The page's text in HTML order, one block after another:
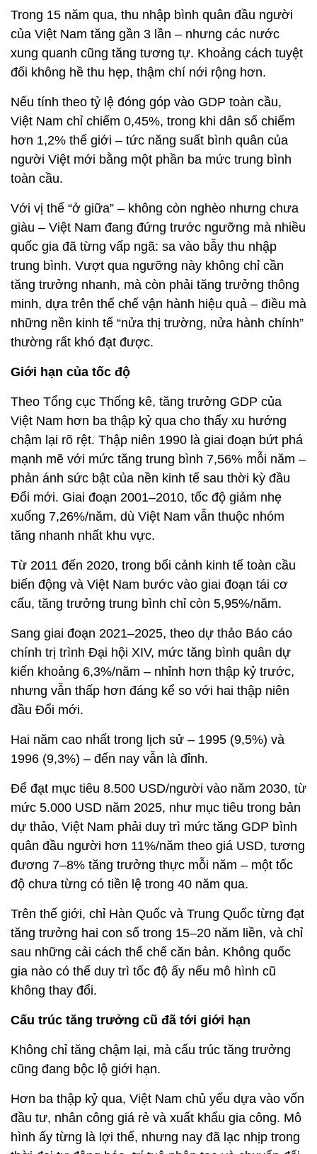
Trong 15 năm qua, thu nhập bình quân đầu người
của Việt Nam tăng gần 3 lần – nhưng các nước
xung quanh cũng tăng tương tự. Khoảng cách tuyệt
đối không hề thu hẹp, thậm chí nới rộng hơn.
Nếu tính theo tỷ lệ đóng góp vào GDP toàn cầu,
Việt Nam chỉ chiếm 0,45%, trong khi dân số chiếm
hơn 1,2% thế giới – tức năng suất bình quân của
người Việt mới bằng một phần ba mức trung bình
toàn cầu.
Với vị thế “ở giữa” – không còn nghèo nhưng chưa
giàu – Việt Nam đang đứng trước ngưỡng mà nhiều
quốc gia đã từng vấp ngã: sa vào bẫy thu nhập
trung bình. Vượt qua ngưỡng này không chỉ cần
tăng trưởng nhanh, mà còn phải tăng trưởng thông
minh, dựa trên thể chế vận hành hiệu quả – điều mà
những nền kinh tế “nửa thị trường, nửa hành chính”
thường rất khó đạt được.
Giới hạn của tốc độ
Theo Tổng cục Thống kê, tăng trưởng GDP của
Việt Nam hơn ba thập kỷ qua cho thấy xu hướng
chậm lại rõ rệt. Thập niên 1990 là giai đoạn bứt phá
mạnh mẽ với mức tăng trung bình 7,56% mỗi năm –
phản ánh sức bật của nền kinh tế sau thời kỳ đầu
Đổi mới. Giai đoạn 2001–2010, tốc độ giảm nhẹ
xuống 7,26%/năm, dù Việt Nam vẫn thuộc nhóm
tăng nhanh nhất khu vực.
Từ 2011 đến 2020, trong bối cảnh kinh tế toàn cầu
biến động và Việt Nam bước vào giai đoạn tái cơ
cấu, tăng trưởng trung bình chỉ còn 5,95%/năm.
Sang giai đoạn 2021–2025, theo dự thảo Báo cáo
chính trị trình Đại hội XIV, mức tăng bình quân dự
kiến khoảng 6,3%/năm – nhỉnh hơn thập kỷ trước,
nhưng vẫn thấp hơn đáng kể so với hai thập niên
đầu Đổi mới.
Hai năm cao nhất trong lịch sử – 1995 (9,5%) và
1996 (9,3%) – đến nay vẫn là đỉnh.
Để đạt mục tiêu 8.500 USD/người vào năm 2030, từ
mức 5.000 USD năm 2025, như mục tiêu trong bản
dự thảo, Việt Nam phải duy trì mức tăng GDP bình
quân đầu người hơn 11%/năm theo giá USD, tương
đương 7–8% tăng trưởng thực mỗi năm – một tốc
độ chưa từng có tiền lệ trong 40 năm qua.
Trên thế giới, chỉ Hàn Quốc và Trung Quốc từng đạt
tăng trưởng hai con số trong 15–20 năm liền, và chỉ
sau những cải cách thể chế căn bản. Không quốc
gia nào có thể duy trì tốc độ ấy nếu mô hình cũ
không thay đổi.
Cấu trúc tăng trưởng cũ đã tới giới hạn
Không chỉ tăng chậm lại, mà cấu trúc tăng trưởng
cũng đang bộc lộ giới hạn.
Hơn ba thập kỷ qua, Việt Nam chủ yếu dựa vào vốn
đầu tư, nhân công giá rẻ và xuất khẩu gia công. Mô
hình ấy từng là lợi thế, nhưng nay đã lạc nhịp trong